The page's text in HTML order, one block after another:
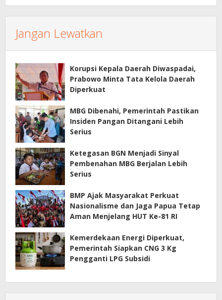
Jangan Lewatkan
Korupsi Kepala Daerah Diwaspadai,
Prabowo Minta Tata Kelola Daerah
Diperkuat
MBG Dibenahi, Pemerintah Pastikan
Insiden Pangan Ditangani Lebih
Serius
Ketegasan BGN Menjadi Sinyal
Pembenahan MBG Berjalan Lebih
Serius
BMP Ajak Masyarakat Perkuat
Nasionalisme dan Jaga Papua Tetap
Aman Menjelang HUT Ke-81 RI
Kemerdekaan Energi Diperkuat,
Pemerintah Siapkan CNG 3 Kg
Pengganti LPG Subsidi